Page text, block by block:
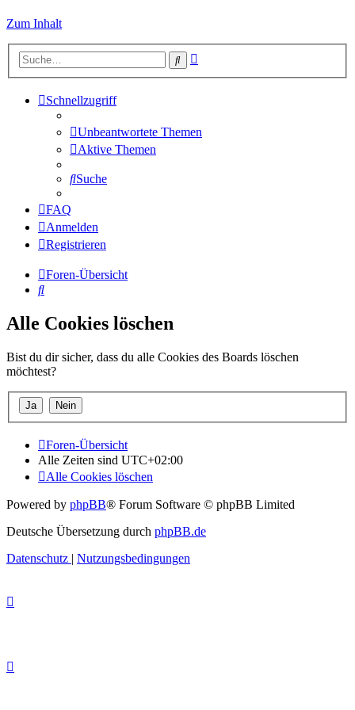
Zum Inhalt
Suche
Schnellzugriff
Unbeantwortete Themen
Aktive Themen
Suche
FAQ
Anmelden
Registrieren
Foren-Übersicht
Suche
Alle Cookies löschen
Bist du dir sicher, dass du alle Cookies des Boards löschen
möchtest?
Foren-Übersicht
Alle Zeiten sind UTC+02:00
Alle Cookies löschen
Powered by phpBB® Forum Software © phpBB Limited
Deutsche Übersetzung durch phpBB.de
Datenschutz | Nutzungsbedingungen